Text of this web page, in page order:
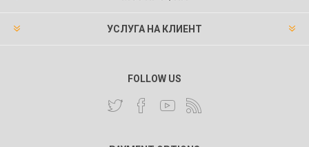
УСЛУГА НА КЛИЕНТ
FOLLOW US